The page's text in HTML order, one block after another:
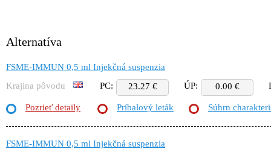
Alternatíva
FSME-IMMUN 0,5 ml Injekčná suspenzia
Krajina pôvodu
PC: 23.27 € ÚP: 0.00 €
Pozrieť detaily Príbalový leták Súhrn
FSME-IMMUN 0,5 ml Injekčná suspenzia